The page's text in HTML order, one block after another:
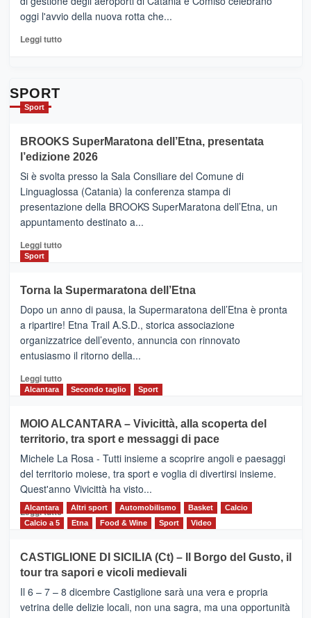
quasi….
pronti
per
oggi l'avvio della nuova rotta che...
Leggi tuttoLeggi
con
la
Al
via
i
collegamenti
SPORT
Sport
BROOKS SuperMaratona dell’Etna, presentata
l’edizione 2026
Si è svolta presso la Sala Consiliare del Comune di
Linguaglossa (Catania) la conferenza stampa di
presentazione della BROOKS SuperMaratona dell’Etna, un
appuntamento destinato a...
Leggi tuttoLeggi
BROOKS
SuperMaratona
dell’Etna,
presentata
l’edizione
2026
Sport
Torna la Supermaratona dell’Etna
Dopo un anno di pausa, la Supermaratona dell’Etna è pronta
a ripartire! Etna Trail A.S.D., storica associazione
organizzatrice dell’evento, annuncia con rinnovato
entusiasmo il ritorno della...
Leggi tuttoLeggi
Torna
la
Supermaratona
dell’Etna
Alcantara Secondo taglio Sport
MOIO ALCANTARA – Vivicittà, alla scoperta del
territorio, tra sport e messaggi di pace
Michele La Rosa - Tutti insieme a scoprire angoli e paesaggi
del territorio moiese, tra sport e voglia di divertirsi insieme.
Quest'anno Vivicittà ha visto...
Leggi tutto Leggi
MOIO
ALCANTARA
–
Vivicittà,
alla
Alcantara Altri sport Automobilismo Basket
Calcio
Calcio a 5
Etna Food & Wine Sport Video
CASTIGLIONE DI SICILIA (Ct) – Il Borgo del Gusto, il
tour tra sapori e vicoli medievali
Il 6 – 7 – 8 dicembre Castiglione sarà una vera e propria
vetrina delle delizie locali, non una sagra, ma una opportunità